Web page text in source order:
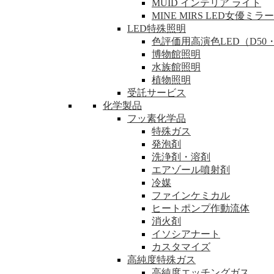
MUID インテリア ライト
MINE MIRS LED女優ミラー
LED特殊照明
色評価用高演色LED（D50
博物館照明
水族館照明
植物照明
受託サービス
化学製品
フッ素化学品
特殊ガス
発泡剤
洗浄剤・溶剤
エアゾール噴射剤
冷媒
ファインケミカル
ヒートポンプ作動流体
消火剤
イソシアナート
カスタマイズ
高純度特殊ガス